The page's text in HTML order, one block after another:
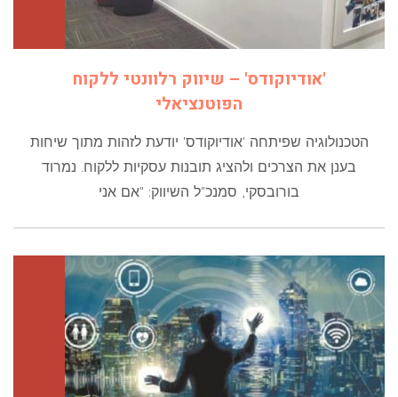
'אודיוקודס' – שיווק רלוונטי ללקוח
הפוטנציאלי
הטכנולוגיה שפיתחה 'אודיוקודס' יודעת לזהות מתוך שיחות
בענן את הצרכים ולהציג תובנות עסקיות ללקוח. נמרוד
בורובסקי, סמנכ"ל השיווק: "אם אני